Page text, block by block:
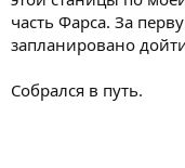
часть Фарса. За
запланировано
Собрался в путь.